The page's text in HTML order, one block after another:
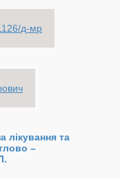
д-мр
лікування та
–